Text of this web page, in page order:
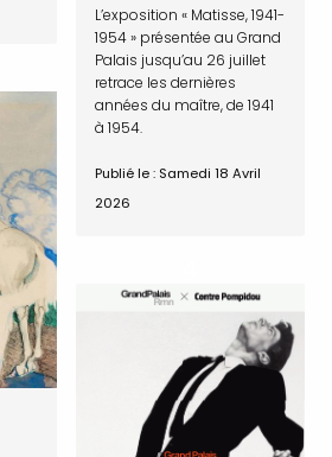
L’exposition « Matisse, 1941-
1954 » présentée au Grand
Palais jusqu’au 26 juillet
retrace les dernières
années du maître, de 1941
à 1954.
Publié le : Samedi 18 Avril
2026